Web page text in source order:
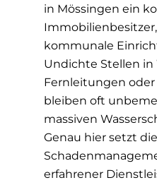
in Mössingen ein
kommunale
Undichte Stellen in
Fernleitungen
bleiben oft
massiven
Genau hier setzt
erfahrener